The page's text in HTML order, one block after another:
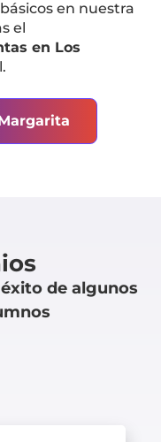
en nuestra
el
en Los
de algunos